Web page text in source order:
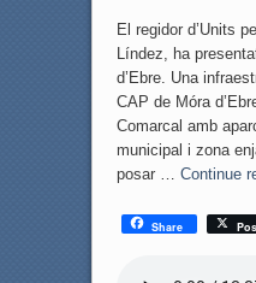
El regidor d’Units
Líndez, ha
d’Ebre. Una
CAP de Móra
Comarcal amb
municipal i zona
posar … Continue
Share